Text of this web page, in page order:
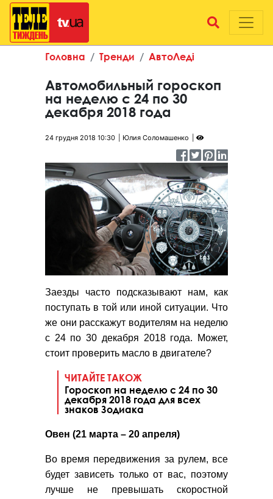
Головна Тренди АвтоЛеді
Автомобильный гороскоп
на неделю с 24 по 30
декабря 2018 года
24 грудня 2018 10:30 Юлия Соломашенко
Заезды часто подсказывают нам, как
поступать в той или иной ситуации. Что
же они расскажут водителям на неделю
с 24 по 30 декабря 2018 года. Может,
стоит проверить масло в двигателе?
ЧИТАЙТЕ ТАКОЖ
Гороскоп на неделю с 24 по 30
декабря 2018 года для всех
знаков Зодиака
Овен (21 марта – 20 апреля)
Во время передвижения за рулем, все
будет зависеть только от вас, поэтому
лучше не превышать скоростной